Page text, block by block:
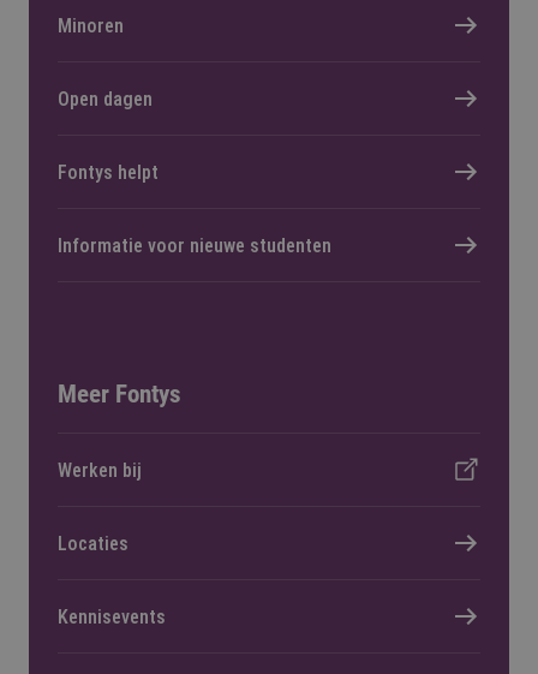
Minoren
Open dagen
Fontys helpt
Informatie voor nieuwe studenten
Meer Fontys
Werken bij
Locaties
Kennisevents